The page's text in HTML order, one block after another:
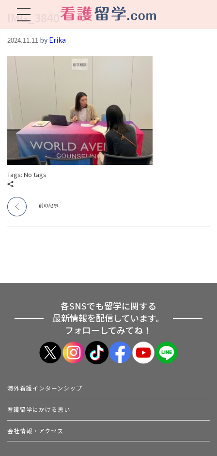
IMG_3840
2024.11.11 by Erika
Tags: No tags
前の記事
各SNSでも留学に関する
最新情報を配信しています。
フォローしてみてね！
海外看護インターンシップ
看護留学にかける思い
会社情報・アクセス